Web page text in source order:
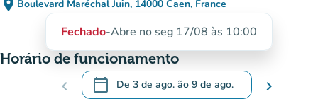
place Boulevard Maréchal Juin, 14000 Caen, France
(abrir no Google Maps)
(novo separador)
Fechado-Abre no seg 17/08 às 10:00
Horário de funcionamento
chevron_left calendar_today De 3 de ago. ão 9 de ago.
.Abra o calendário para alterar as datas
chevron_right